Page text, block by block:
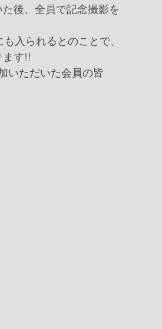
後、全員で記念撮影を
入られるとのことで、
ます!!
いただいた会員の皆